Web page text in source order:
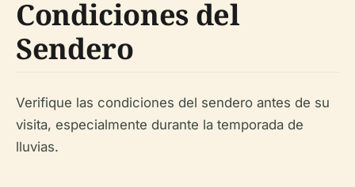
Condiciones del
Sendero
Verifique las condiciones del sendero antes de su
visita, especialmente durante la temporada de
lluvias.